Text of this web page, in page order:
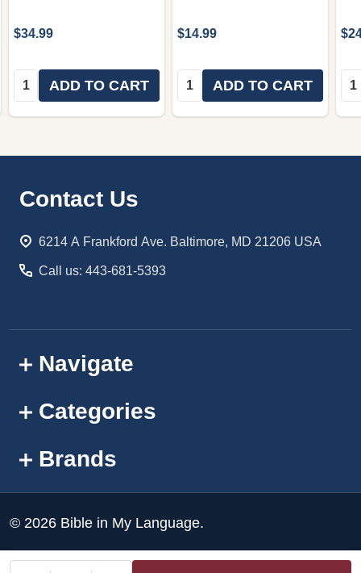
$34.99
Quantity:ADD TO CART
$14.99
Quantity:ADD TO CART
Footer
Contact Us
6214 A Frankford Ave. Baltimore, MD 21206 USA
Call us: 443-681-5393
Navigate
Categories
Brands
© 2026 Bible in My Language.